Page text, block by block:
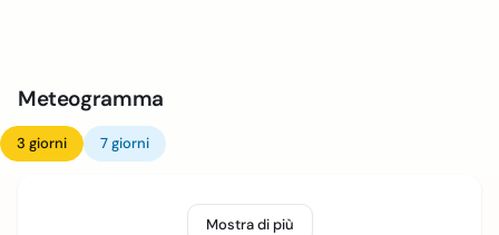
Meteogramma
3 giorni 7 giorni
Mostra di più